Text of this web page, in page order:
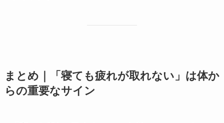
まとめ｜「寝ても疲れが取れない」は体か
らの重要なサイン